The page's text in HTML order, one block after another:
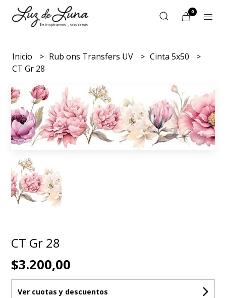
0
Inicio Rub ons Transfers UV
Cinta 5x50
CT Gr 28
CT Gr 28
$3.200,00
Ver cuotas y descuentos